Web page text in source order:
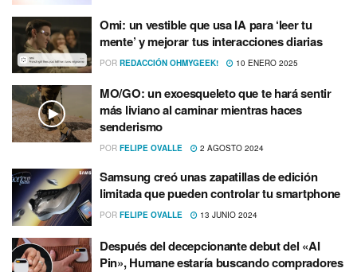
Omi: un vestible que usa IA para ‘leer tu
mente’ y mejorar tus interacciones diarias
POR REDACCIÓN OHMYGEEK! 10 ENERO 2025
MO/GO: un exoesqueleto que te hará sentir
más liviano al caminar mientras haces
senderismo
POR FELIPE OVALLE 2 AGOSTO 2024
Samsung creó unas zapatillas de edición
limitada que pueden controlar tu smartphone
POR FELIPE OVALLE 13 JUNIO 2024
Después del decepcionante debut del «AI
Pin», Humane estaría buscando compradores